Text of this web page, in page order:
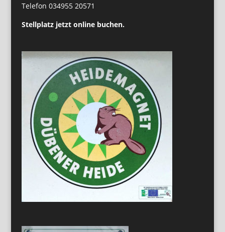
Telefon 034955 20571
Stellplatz jetzt online buchen.